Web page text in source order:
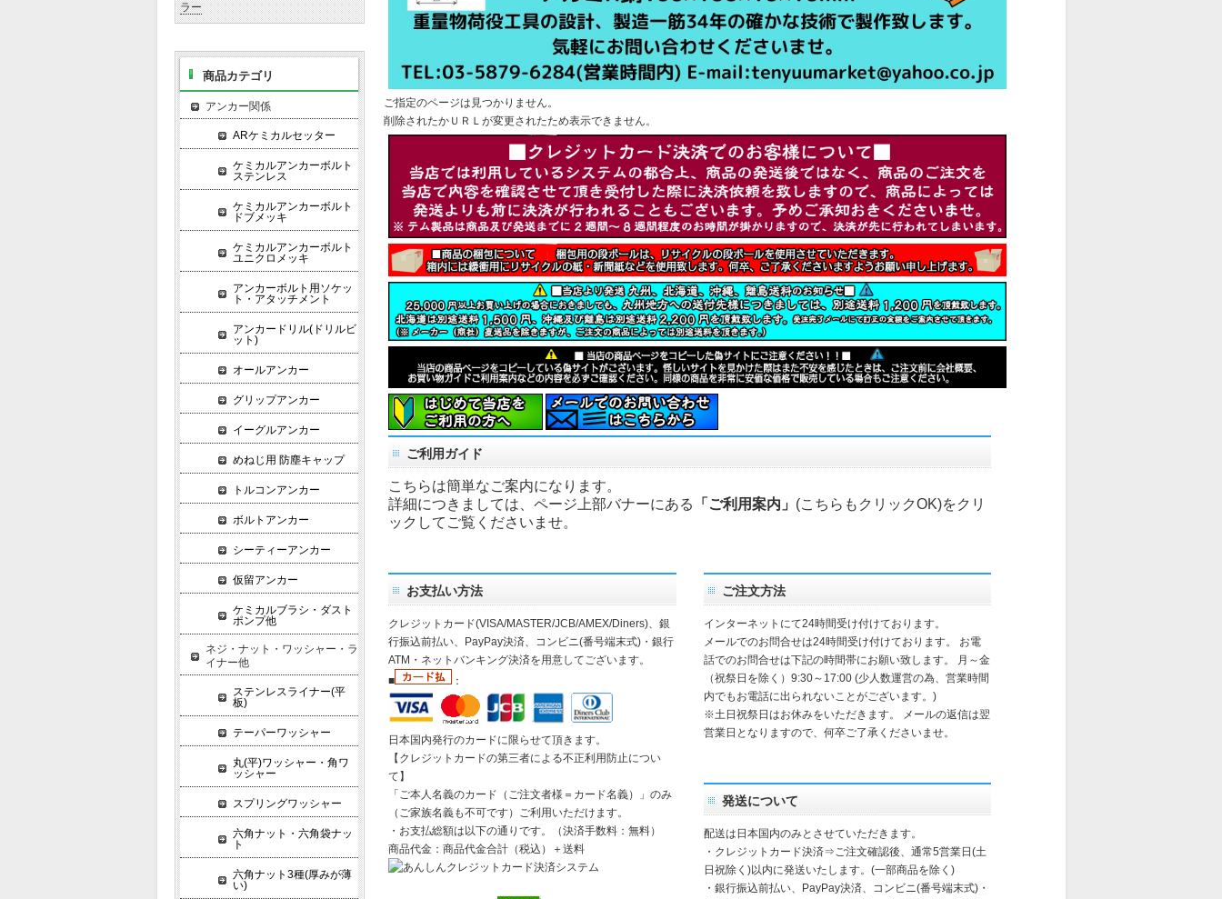
ご指定のページは見つかりません。
削除されたかＵＲＬが変更されたため表示できません。
ご利用ガイド
こちらは簡単なご案内になります。
詳細につきましては、ページ上部バナーにある
「ご利用案内」 (こちらもクリックOK)をクリ
ックしてご覧くださいませ。
お支払い方法
クレジットカード(VISA/MASTER/JCB/AMEX/Diners)、銀
行振込前払い、PayPay決済、コンビニ(番号端末式)・銀行
ATM・ネットバンキング決済を用意してございます。
■
：
日本国内発行のカードに限らせて頂きます。
【クレジットカードの第三者による不正利用防止につい
て】
「ご本人名義のカード（ご注文者様＝カード名義）」のみ
（ご家族名義も不可です）ご利用いただけます。
・お支払総額は以下の通りです。（決済手数料：無料）
商品代金：商品代金合計（税込）＋送料
ご注文方法
インターネットにて24時間受け付けております。
メールでのお問合せは24時間受け付けております。 お電
話でのお問合せは下記の時間帯にお願い致します。 月～金
（祝祭日を除く）9:30～17:00 (少人数運営の為、営業時間
内でもお電話に出られないことがございます。)
※土日祝祭日はお休みをいただきます。 メールの返信は翌
営業日となりますので、何卒ご了承くださいませ。
発送について
配送は日本国内のみとさせていただきます。
・クレジットカード決済⇒ご注文確認後、通常5営業日(土
日祝除く)以内に発送いたします。(一部商品を除く)
・銀行振込前払い、PayPay決済、コンビニ(番号端末式)・
ラー
商品カテゴリ
アンカー関係
ARケミカルセッター
ケミカルアンカーボルト
ステンレス
ケミカルアンカーボルト
ドブメッキ
ケミカルアンカーボルト
ユニクロメッキ
アンカーボルト用ソケッ
ト・アタッチメント
アンカードリル(ドリルビ
ット)
オールアンカー
グリップアンカー
イーグルアンカー
めねじ用 防塵キャップ
トルコンアンカー
ボルトアンカー
シーティーアンカー
仮留アンカー
ケミカルブラシ・ダスト
ポンプ他
ネジ・ナット・ワッシャー・ラ
イナー他
ステンレスライナー(平
板)
テーパーワッシャー
丸(平)ワッシャー・角ワ
ッシャー
スプリングワッシャー
六角ナット・六角袋ナッ
ト
六角ナット3種(厚みが薄
い)